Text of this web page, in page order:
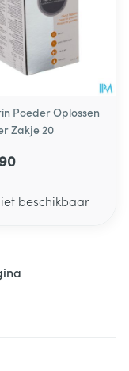
Poeder Oplossen
Zakje 20
beschikbaar
pagina